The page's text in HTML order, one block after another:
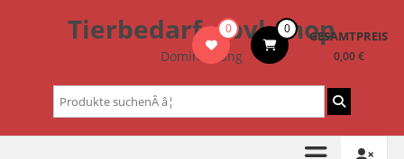
Tierbedarf – bvl-Shop
Dominik Lang
0 0 GESAMTPREIS
0,00 €
Suchen
nach: